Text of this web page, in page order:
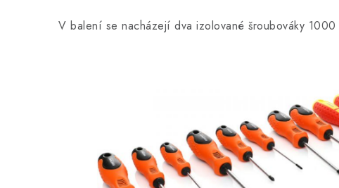
V balení se nacházejí dva izolované šroubováky